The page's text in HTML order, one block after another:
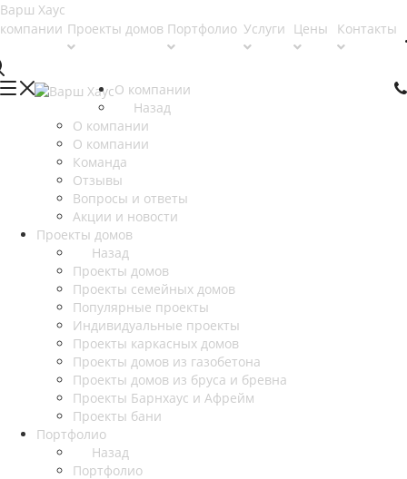
Проекты домов Портфолио Услуги Цены Контакты
О компании
Назад
О компании
О компании
Команда
Отзывы
Вопросы и ответы
Акции и новости
Проекты домов
Назад
Проекты домов
Проекты семейных домов
Популярные проекты
Индивидуальные проекты
Проекты каркасных домов
Проекты домов из газобетона
Проекты домов из бруса и бревна
Проекты Барнхаус и Афрейм
Проекты бани
Портфолио
Назад
Портфолио